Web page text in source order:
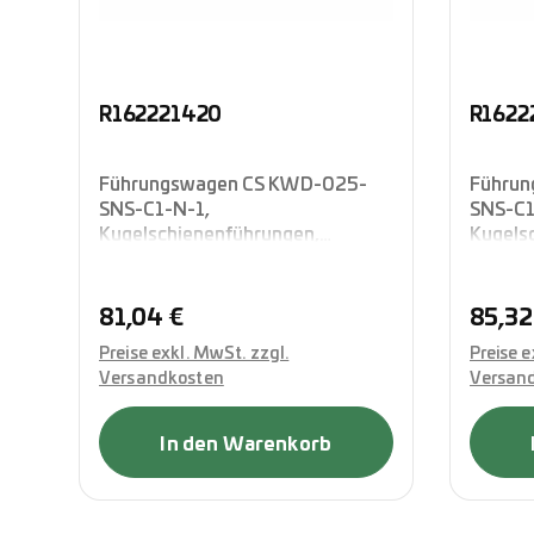
R162221420
Führungswagen CS KWD-025-
SNS-C1-N-1,
Kugelschienenführungen,
Anordnung, mit integrierten
Komplettabdichtung, Rexroth
Regulärer Preis:
81,04 €
Preise exkl. MwSt. zzgl.
Versandkosten
In den Warenkorb
SNS-
Preise